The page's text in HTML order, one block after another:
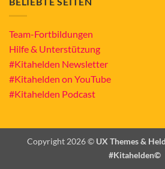
Team-Fortbildungen
Hilfe & Unterstützung
#Kitahelden Newsletter
#Kitahelden on YouTube
#Kitahelden Podcast
Copyright 2026 © UX Themes &
#Kitahelden©